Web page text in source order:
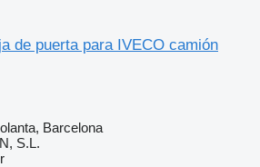
de puerta para IVECO camión
Barcelona
S.L.